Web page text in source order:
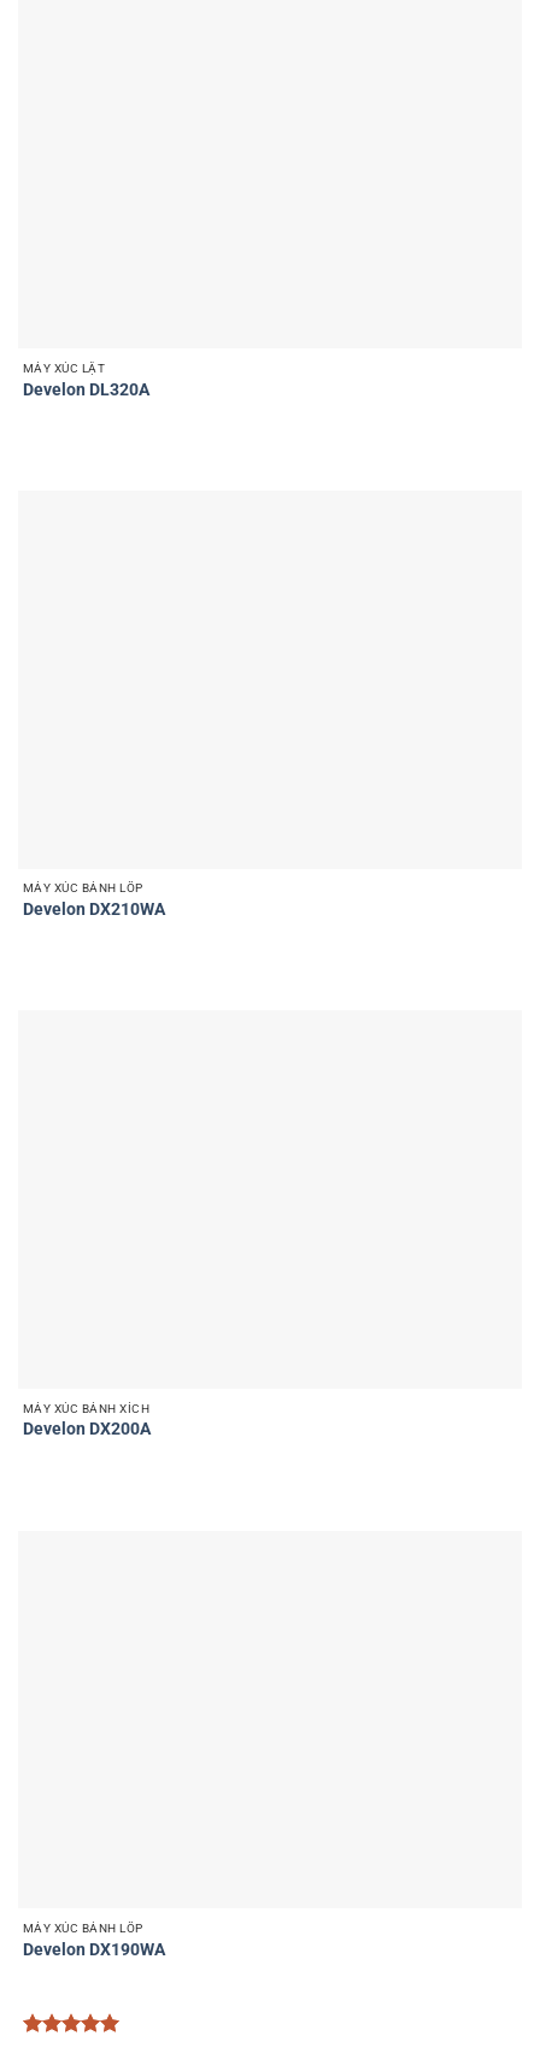
MÁY XÚC LẬT
Develon DL320A
MÁY XÚC BÁNH LỐP
Develon DX210WA
MÁY XÚC BÁNH XÍCH
Develon DX200A
MÁY XÚC BÁNH LỐP
Develon DX190WA